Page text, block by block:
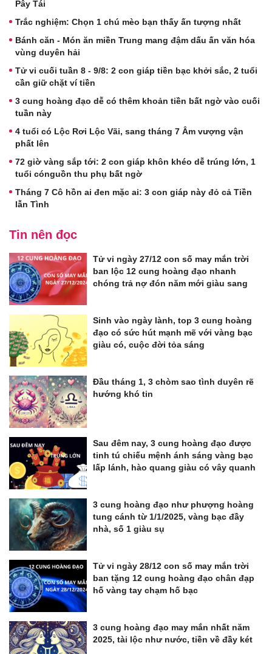
Pây Tái
Trắc nghiệm: Chọn 1 chú mèo bạn thấy ấn tượng nhất
Bánh căn - Món ăn miền Trung mang đậm dấu ấn văn hóa
vùng duyên hải
Tử vi cuối tuần 8 - 9/8: 2 con giáp tiền bạc khởi sắc, 2 tuổi
cần giữ chặt ví tiền
3 cung hoàng đạo dễ có thêm khoản tiền bất ngờ vào cuối
tuần này
4 tuổi có Lộc Rơi Lộc Vãi, sang tháng 7 Âm vượng vận
phất lên
72 giờ vàng sắp tới: 2 con giáp khôn khéo dễ trúng lớn, 1
tuổi cónguồn thu phụ bất ngờ
Tháng 7 Cô hồn ai đen mặc ai: 3 con giáp này đỏ cả Tiền
lẫn Tình
Tin nên đọc
Tử vi ngày 27/12 con số may mắn trời
ban lộc 12 cung hoàng đạo nhanh
chóng trả nợ đón năm mới giàu sang
Sinh vào ngày lành, top 3 cung hoàng
đạo có sức hút mạnh mẽ với vàng bạc
giàu có, cuộc đời tỏa sáng
Đầu tháng 1, 3 chòm sao tình duyên rẽ
hướng khó tin
Sau đêm nay, 3 cung hoàng đạo được
tinh tú chiếu mệnh ánh sáng vàng bạc
lấp lánh, hào quang giàu có vây quanh
3 cung hoàng đạo như phượng hoàng
tung cánh từ 1/1/2025, vàng bạc đầy
nhà, số 1 giàu sụ
Tử vi ngày 28/12 con số may mắn trời
ban tặng 12 cung hoàng đạo chân đạp
hố vàng tay chạm hố bạc
3 cung hoàng đạo may mắn nhất năm
2025, tài lộc như nước, tiền về đầy két